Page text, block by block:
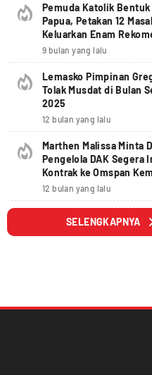
Pemuda Katolik Bentuk
Papua, Petakan 12
Keluarkan Enam
Seruan Moral Nasional
9 bulan yang lalu
Lemasko Pimpinan
Tolak Musdat di Bulan
2025
12 bulan yang lalu
Marthen Malissa Minta
Pengelola DAK Segera
Kontrak ke Omspan
Lewat Tanggal 29
Hangus
12 bulan yang lalu
SELENGKAPNYA